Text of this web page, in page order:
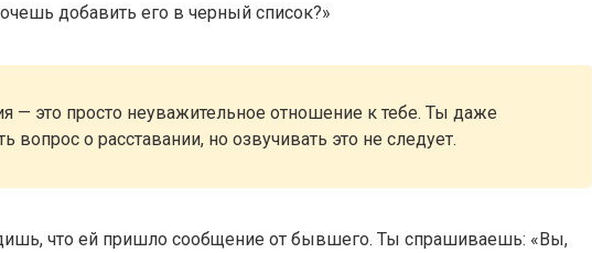
добавить его в черный список?»
— это просто неуважительное отношение к тебе. Ты даже
вопрос о расставании, но озвучивать это не следует.
что ей пришло сообщение от бывшего. Ты спрашиваешь: «Вы,